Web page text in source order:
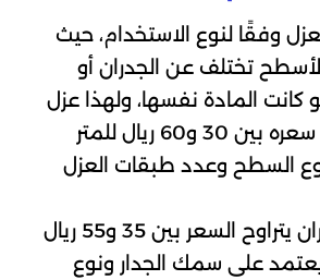
وفقًا لنوع الاستخدام، حيث
تختلف عن الجدران أو
كانت المادة نفسها، ولهذا عزل
الأسطح يتراوح سعره بين 30 و60 ريال للمتر
السطح وعدد طبقات العزل
بينما عزل الجدران يتراوح السعر بين 35 و55 ريال
ويعتمد على سمك الجدار ونوع